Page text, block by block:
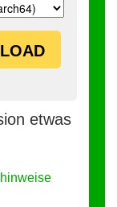
etwas